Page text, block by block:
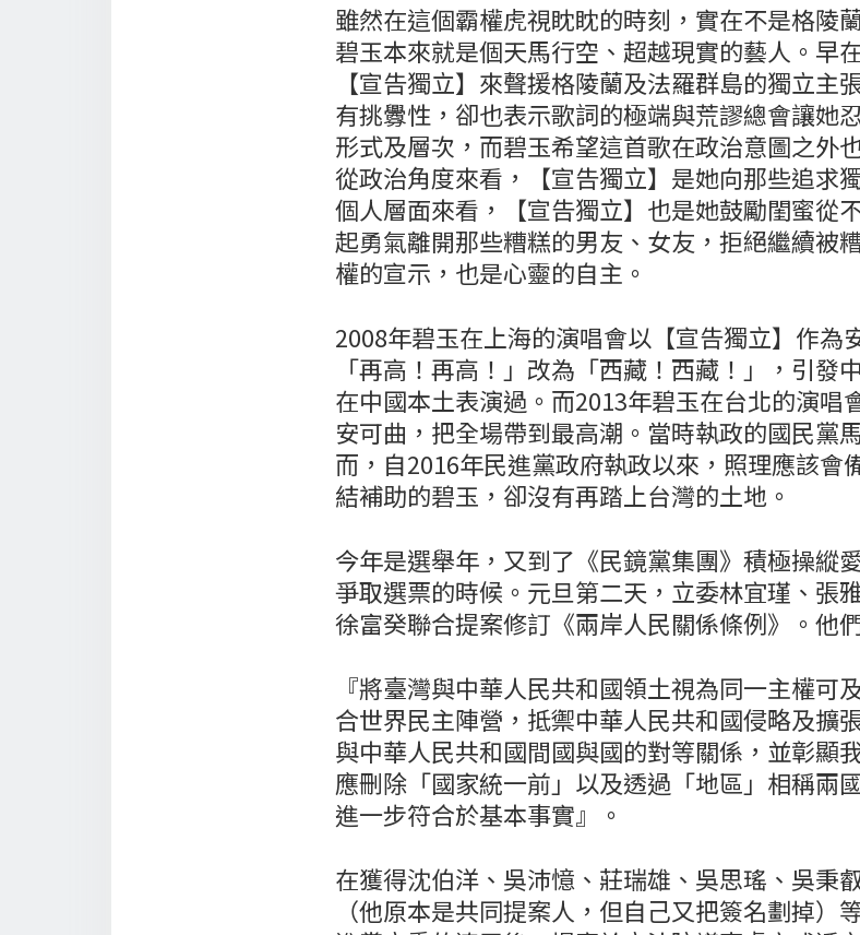
雖然在這個霸權虎視眈眈的時刻，實在不是格陵
碧玉本來就是個天馬行空、超越現實的藝人。早
【宣告獨立】來聲援格陵蘭及法羅群島的獨立主
有挑釁性，卻也表示歌詞的極端與荒謬總會讓她
形式及層次，而碧玉希望這首歌在政治意圖之外
從政治角度來看，【宣告獨立】是她向那些追求
個人層面來看，【宣告獨立】也是她鼓勵閨蜜從
起勇氣離開那些糟糕的男友、女友，拒絕繼續被
權的宣示，也是心靈的自主。
2008年碧玉在上海的演唱會以【宣告獨立】作為
「再高！再高！」改為「西藏！西藏！」，引發
在中國本土表演過。而2013年碧玉在台北的演唱
安可曲，把全場帶到最高潮。當時執政的國民黨
而，自2016年民進黨政府執政以來，照理應該會
結補助的碧玉，卻沒有再踏上台灣的土地。
今年是選舉年，又到了《民鏡黨集團》積極操縱
爭取選票的時候。元旦第二天，立委林宜瑾、張
徐富癸聯合提案修訂《兩岸人民關係條例》。他
『將臺灣與中華人民共和國領土視為同一主權可
合世界民主陣營，抵禦中華人民共和國侵略及擴
與中華人民共和國間國與國的對等關係，並彰顯
應刪除「國家統一前」以及透過「地區」相稱兩
進一步符合於基本事實』。
在獲得沈伯洋、吳沛憶、莊瑞雄、吳思瑤、吳秉
（他原本是共同提案人，但自己又把簽名劃掉）